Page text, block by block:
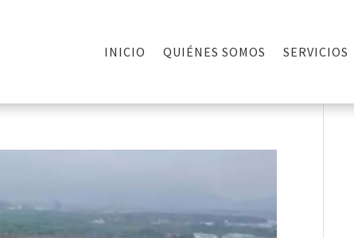
INICIO QUIÉNES SOMOS SERVICIOS